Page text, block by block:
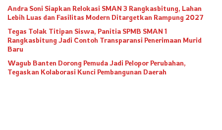
Andra Soni Siapkan Relokasi SMAN 3 Rangkasbitung, Lahan
Lebih Luas dan Fasilitas Modern Ditargetkan Rampung 2027
Tegas Tolak Titipan Siswa, Panitia SPMB SMAN 1
Rangkasbitung Jadi Contoh Transparansi Penerimaan Murid
Baru
Wagub Banten Dorong Pemuda Jadi Pelopor Perubahan,
Tegaskan Kolaborasi Kunci Pembangunan Daerah